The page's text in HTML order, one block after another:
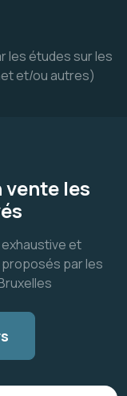
les études sur les
et/ou autres)
les
et
par les